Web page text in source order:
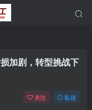
加剧，转型挑战下
关注 私信